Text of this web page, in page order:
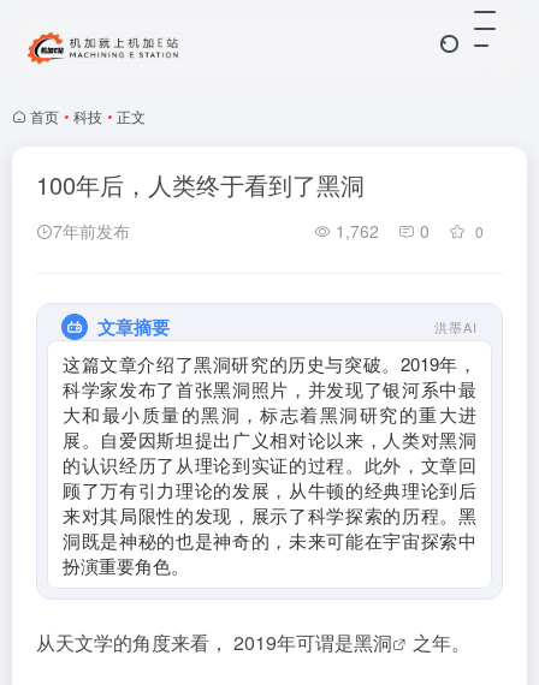
首页 • 科技 • 正文
100年后，人类终于看到了黑洞
7年前发布 1,762 0 0
文章摘要 洪墨AI
这篇文章介绍了黑洞研究的历史与突破。2019年，
科学家发布了首张黑洞照片，并发现了银河系中最
大和最小质量的黑洞，标志着黑洞研究的重大进
展。自爱因斯坦提出广义相对论以来，人类对黑洞
的认识经历了从理论到实证的过程。此外，文章回
顾了万有引力理论的发展，从牛顿的经典理论到后
来对其局限性的发现，展示了科学探索的历程。黑
洞既是神秘的也是神奇的，未来可能在宇宙探索中
扮演重要角色。
从天文学的角度来看， 2019年可谓是黑洞 之年。